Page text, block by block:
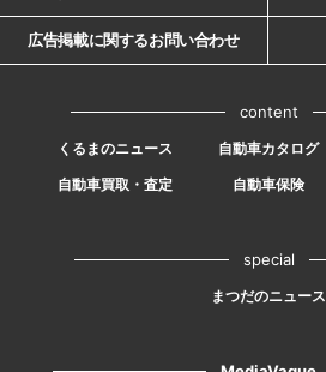
広告掲載に関するお問い合わせ
content
くるまのニュース 自動車カタログ
自動車買取・査定
自動車保険
special
まつだのニュース